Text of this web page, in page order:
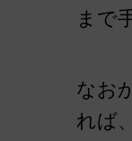
まで
なお
れば